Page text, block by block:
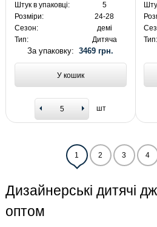
Штук в упаковці:
5
Розміри:
24-28
Сезон:
демі
Тип:
Дитяча
За упаковку:3469 грн.
У кошик
шт
Тип:
1 2 3 4
Дизайнерські дитячі
оптом